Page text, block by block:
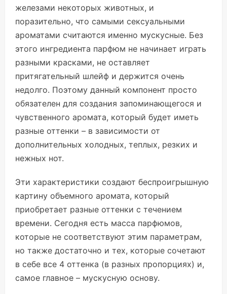
железами некоторых животных, и
поразительно, что самыми сексуальными
ароматами считаются именно мускусные. Без
этого ингредиента парфюм не начинает играть
разными красками, не оставляет
притягательный шлейф и держится очень
недолго. Поэтому данный компонент просто
обязателен для создания запоминающегося и
чувственного аромата, который будет иметь
разные оттенки – в зависимости от
дополнительных холодных, теплых, резких и
нежных нот.
Эти характеристики создают беспроигрышную
картину объемного аромата, который
приобретает разные оттенки с течением
времени. Сегодня есть масса парфюмов,
которые не соответствуют этим параметрам,
но также достаточно и тех, которые сочетают
в себе все 4 оттенка (в разных пропорциях) и,
самое главное – мускусную основу.